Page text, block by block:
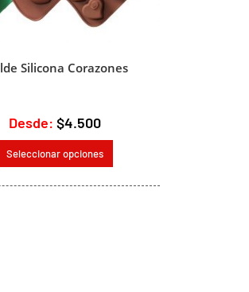
Silicona Corazones
Desde: $4.500
Seleccionar opciones